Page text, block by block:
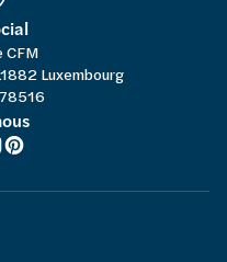
CFM
Luxembourg